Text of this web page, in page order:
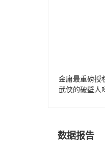
金庸最重磅授
武侠的破壁人
数据报告